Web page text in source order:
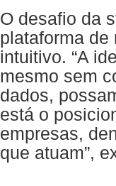
O desafio da
plataforma de
intuitivo. “A
mesmo sem
dados,
está o
empresas,
que atuam”,